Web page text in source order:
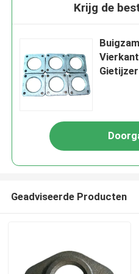
Krijg de
Geadviseerde Producten